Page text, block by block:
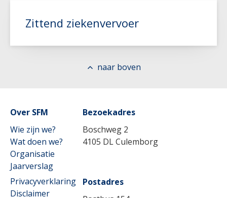
Lees meer
Zittend ziekenvervoer
Lees meer
naar boven
Over SFM
Wie zijn we?
Wat doen we?
Organisatie
Jaarverslag
Privacyverklaring
Disclaimer
Bezoekadres
Boschweg 2
4105 DL Culemborg
Postadres